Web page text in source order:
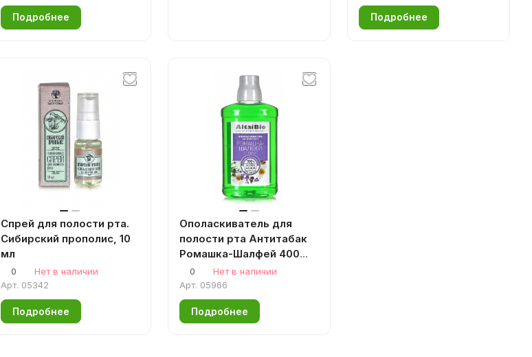
Подробнее Подробнее
Спрей для полости рта.
Сибирский прополис, 10
мл
0
Нет в наличии
Арт. 05342
Подробнее
Ополаскиватель для
полости рта Антитабак
Ромашка-Шалфей 400
мл.и
0
Нет в наличии
Арт. 05966
Подробнее